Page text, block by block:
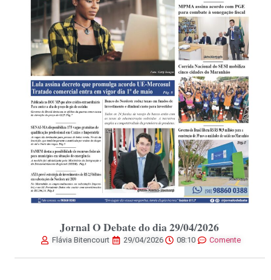
Jornal O Debate do dia 29/04/2026
Flávia Bitencourt 29/04/2026 08:10 Comente